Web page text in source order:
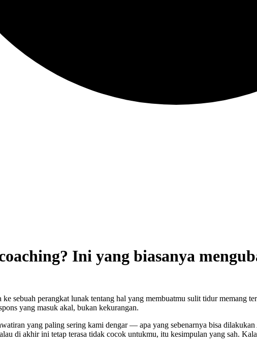
Ini yang biasanya
sebuah perangkat lunak tentang hal yang membuatmu sulit tidur memang
yang masuk akal, bukan kekurangan.
yang paling sering kami dengar — apa yang sebenarnya bisa
di akhir ini tetap terasa tidak cocok untukmu, itu kesimpulan yang sah.